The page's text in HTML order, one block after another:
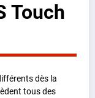
Touch
dès la
tous des